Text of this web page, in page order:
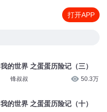
打开APP
我的世界 之蛋蛋历险记（三）
锋叔叔 50.3万
我的世界 之蛋蛋历险记（十）